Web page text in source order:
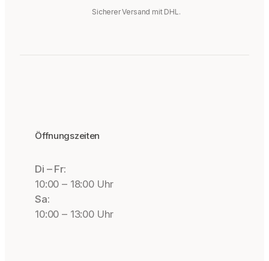
Sicherer Versand mit DHL.
Öffnungszeiten
Di – Fr:
10:00 – 18:00 Uhr
Sa:
10:00 – 13:00 Uhr